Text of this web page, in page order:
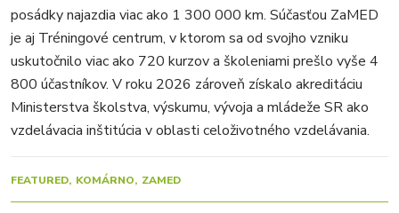
posádky najazdia viac ako 1 300 000 km. Súčasťou ZaMED
je aj Tréningové centrum, v ktorom sa od svojho vzniku
uskutočnilo viac ako 720 kurzov a školeniami prešlo vyše 4
800 účastníkov. V roku 2026 zároveň získalo akreditáciu
Ministerstva školstva, výskumu, vývoja a mládeže SR ako
vzdelávacia inštitúcia v oblasti celoživotného vzdelávania.
FEATURED KOMÁRNO ZAMED